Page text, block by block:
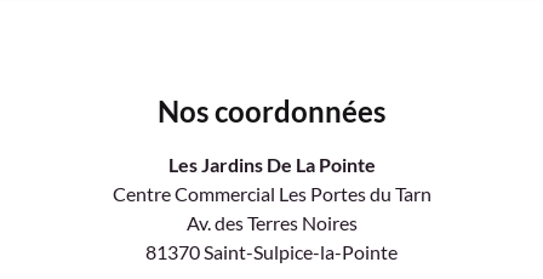
Nos coordonnées
Les Jardins De La Pointe
Centre Commercial Les Portes du Tarn
Av. des Terres Noires
81370 Saint-Sulpice-la-Pointe